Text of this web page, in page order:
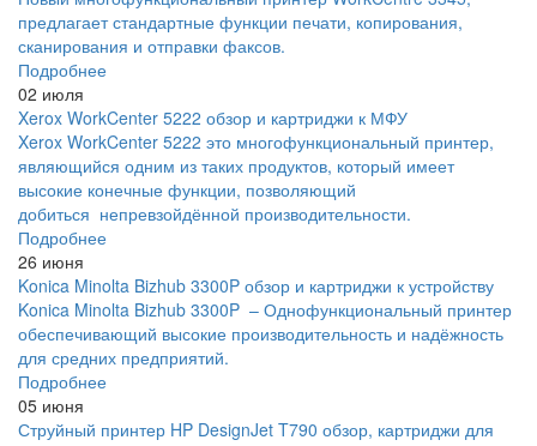
предлагает стандартные функции печати, копирования,
сканирования и отправки факсов.
Подробнее
02 июля
Xerox WorkCenter 5222 обзор и картриджи к МФУ
Xerox WorkCenter 5222 это многофункциональный принтер,
являющийся одним из таких продуктов, который имеет
высокие конечные функции, позволяющий
добиться непревзойдённой производительности.
Подробнее
26 июня
Konica Minolta Bizhub 3300P обзор и картриджи к устройству
Konica Minolta Bizhub 3300P – Однофункциональный принтер
обеспечивающий высокие производительность и надёжность
для средних предприятий.
Подробнее
05 июня
Струйный принтер HP DesignJet T790 обзор, картриджи для